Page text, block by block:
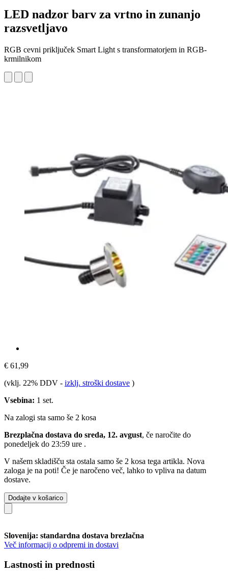
LED nadzor barv za vrtno in zunanjo
razsvetljavo
RGB cevni priključek Smart Light s transformatorjem in RGB-
krmilnikom
€ 61,99
(vklj. 22% DDV - izklj. stroški dostave )
Vsebina: 1 set.
Na zalogi sta samo še 2 kosa
Brezplačna dostava do sreda, 12. avgust, če naročite do
ponedeljek do 23:59 ure .
V našem skladišču sta ostala samo še 2 kosa tega artikla. Nova
zaloga je na poti! Če je naročeno več, lahko to vpliva na datum
dostave.
Dodajte v košarico
Slovenija: standardna dostava brezlačna
Več informacij o odpremi in dostavi
Lastnosti in prednosti